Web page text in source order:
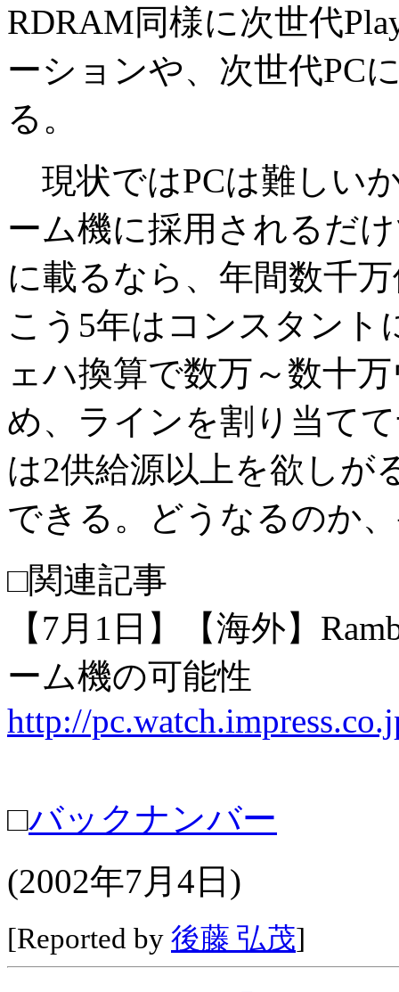
RDRAM同様に次世代
ーションや、次世代PC
る。
現状ではPCは難しい
ーム機に採用されるだ
に載るなら、年間数千
こう5年はコンスタン
ェハ換算で数万～数十
め、ラインを割り当て
は2供給源以上を欲しが
できる。どうなるのか
□関連記事
【7月1日】【海外】
ーム機の可能性
http://
□バックナンバー
(2002年7月4日)
[Reported by 後藤 弘茂]